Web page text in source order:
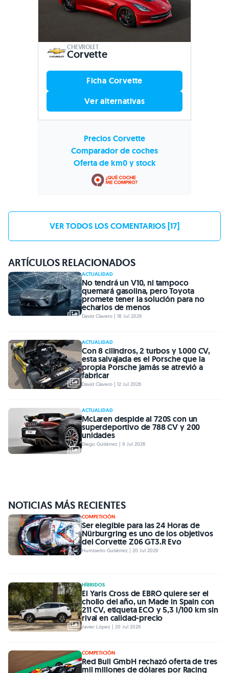
CHEVROLET
Corvette
Ficha Corvette
Ver alternativas
Precios Corvette
Comparador de coches
Oferta de km0 y stock
VER TODOS LOS COMENTARIOS [17]
ARTÍCULOS RELACIONADOS
ACTUALIDAD
No tendrá un V10, ni tampoco
quemará gasolina, pero Toyota
promete tener la solución para no
echarlos de menos
David Clavero | 18 Jul 2026
ACTUALIDAD
Con 8 cilindros, 2 turbos y 1.000 CV,
esta salvajada es el Porsche que la
propia Porsche jamás se atrevió a
fabricar
David Clavero | 12 Jul 2026
ACTUALIDAD
McLaren despide al 720S con un
superdeportivo de 788 CV y 200
unidades
Diego Gutiérrez | 9 Jul 2026
NOTICIAS MÁS RECIENTES
COMPETICIÓN
Ser elegible para las 24 Horas de
Nürburgring es uno de los objetivos
del Corvette Z06 GT3.R Evo
Humberto Gutiérrez | 20 Jul 2026
HÍBRIDOS
El Yaris Cross de EBRO quiere ser el
chollo del año, un Made in Spain con
211 CV, etiqueta ECO y 5,3 l/100 km sin
rival en calidad-precio
Javier López | 20 Jul 2026
COMPETICIÓN
Red Bull GmbH rechazó oferta de tres
mil millones de dólares por Racing